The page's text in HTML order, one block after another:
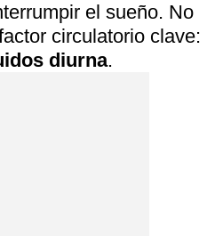
el sueño. No
circulatorio clave:
diurna.